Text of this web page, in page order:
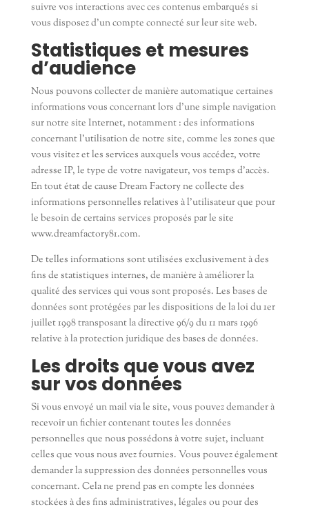
suivre vos interactions avec ces contenus embarqués si
vous disposez d’un compte connecté sur leur site web.
Statistiques et mesures
d’audience
Nous pouvons collecter de manière automatique certaines
informations vous concernant lors d’une simple navigation
sur notre site Internet, notamment : des informations
concernant l’utilisation de notre site, comme les zones que
vous visitez et les services auxquels vous accédez, votre
adresse IP, le type de votre navigateur, vos temps d’accès.
En tout état de cause Dream Factory ne collecte des
informations personnelles relatives à l’utilisateur que pour
le besoin de certains services proposés par le site
www.dreamfactory81.com.
De telles informations sont utilisées exclusivement à des
fins de statistiques internes, de manière à améliorer la
qualité des services qui vous sont proposés. Les bases de
données sont protégées par les dispositions de la loi du 1er
juillet 1998 transposant la directive 96/9 du 11 mars 1996
relative à la protection juridique des bases de données.
Les droits que vous avez
sur vos données
Si vous envoyé un mail via le site, vous pouvez demander à
recevoir un fichier contenant toutes les données
personnelles que nous possédons à votre sujet, incluant
celles que vous nous avez fournies. Vous pouvez également
demander la suppression des données personnelles vous
concernant. Cela ne prend pas en compte les données
stockées à des fins administratives, légales ou pour des